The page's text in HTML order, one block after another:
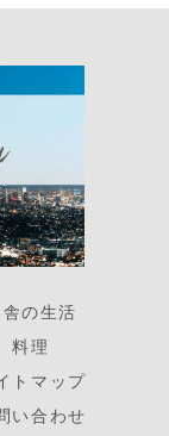
舎の生活
料理
トマップ
い合わせ